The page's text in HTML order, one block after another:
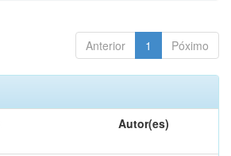
Anterior 1 Póximo
Autor(es)